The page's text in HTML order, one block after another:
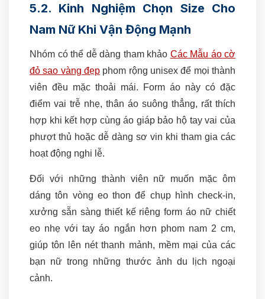
5.2. Kinh Nghiệm Chọn Size Cho
Nam Nữ Khi Vận Động Mạnh
Nhóm có thể dễ dàng tham khảo Các Mẫu áo cờ
đỏ sao vàng đẹp phom rộng unisex để mọi thành
viên đều mặc thoải mái. Form áo này có đặc
điểm vai trễ nhẹ, thân áo suông thẳng, rất thích
hợp khi kết hợp cùng áo giáp bảo hộ tay vai của
phượt thủ hoặc dễ dàng sơ vin khi tham gia các
hoạt động nghi lễ.
Đối với những thành viên nữ muốn mặc ôm
dáng tôn vòng eo thon để chụp hình check-in,
xưởng sẵn sàng thiết kế riêng form áo nữ chiết
eo nhẹ với tay áo ngắn hơn phom nam 2 cm,
giúp tôn lên nét thanh mảnh, mềm mại của các
bạn nữ trong những thước ảnh du lịch ngoại
cảnh.